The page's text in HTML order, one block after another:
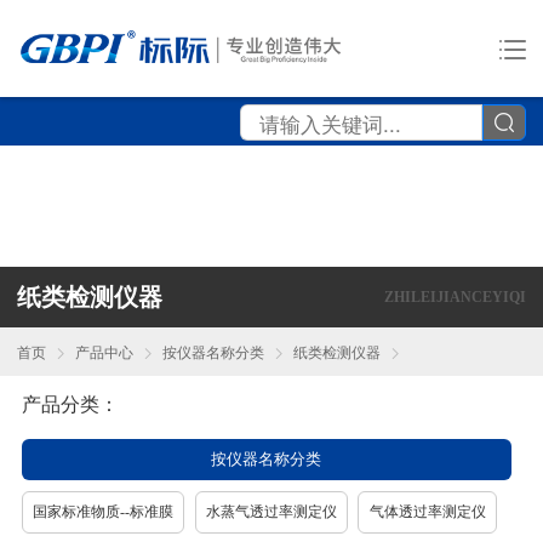
纸类检测仪器 ZHILEIJIANCEYIQI
首页 产品中心 按仪器名称分类 纸类检测仪器
产品分类：
按仪器名称分类
国家标准物质--标准膜 水蒸气透过率测定仪 气体透过率测定仪